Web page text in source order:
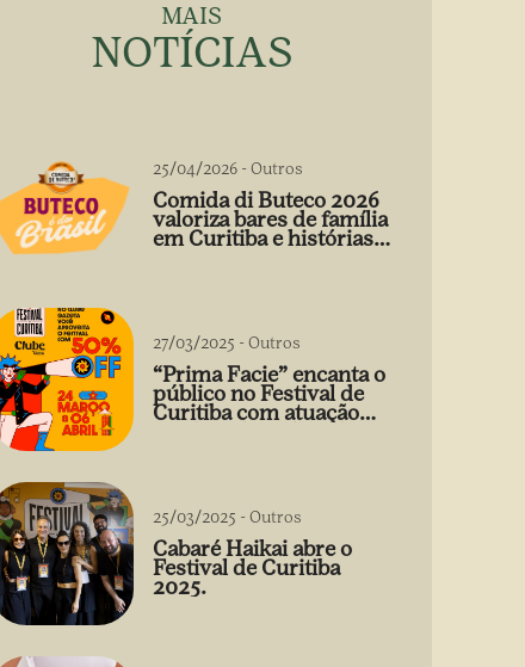
MAIS
NOTÍCIAS
25/04/2026 -Outros
Comida di Buteco 2026
valoriza bares de família
em Curitiba e histórias
27/03/2025 -Outros
“Prima Facie” encanta o
público no Festival de
Curitiba com atuação
arrebatadora de Débora
25/03/2025 -Outros
Cabaré Haikai abre o
Festival de Curitiba
2025.